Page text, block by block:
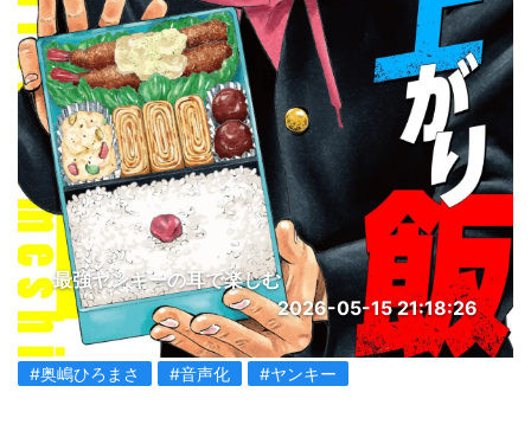
最強ヤンキーの耳で楽しむ
2026-05-15 21:18:26
#奥嶋ひろまさ #音声化 #ヤンキー